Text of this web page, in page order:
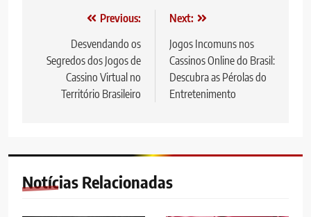
Navegação
artigos
Previous:
Desvendando os
Segredos dos Jogos de
Cassino Virtual no
Território Brasileiro
Next:
Jogos Incomuns nos
Cassinos Online do Brasil:
Descubra as Pérolas do
Entretenimento
Notícias Relacionadas